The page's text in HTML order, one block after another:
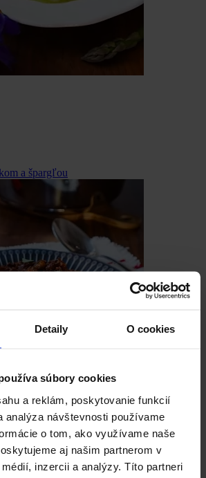
Detaily O cookies
súbory cookies
a reklám, poskytovanie funkcií
analýza návštevnosti používame
o tom, ako využívame naše
aj našim partnerom v
inzercii a analýzy. Títo partneri
a špargľou